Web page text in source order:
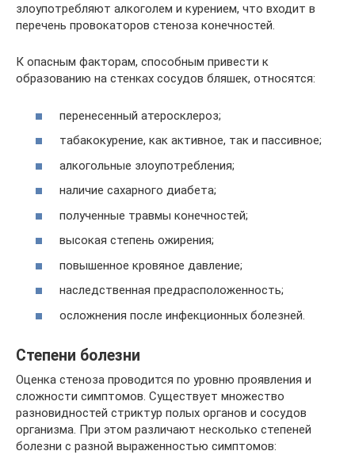
злоупотребляют алкоголем и курением, что входит в
перечень провокаторов стеноза конечностей.
К опасным факторам, способным привести к
образованию на стенках сосудов бляшек, относятся:
перенесенный атеросклероз;
табакокурение, как активное, так и пассивное;
алкогольные злоупотребления;
наличие сахарного диабета;
полученные травмы конечностей;
высокая степень ожирения;
повышенное кровяное давление;
наследственная предрасположенность;
осложнения после инфекционных болезней.
Степени болезни
Оценка стеноза проводится по уровню проявления и
сложности симптомов. Существует множество
разновидностей стриктур полых органов и сосудов
организма. При этом различают несколько степеней
болезни с разной выраженностью симптомов: